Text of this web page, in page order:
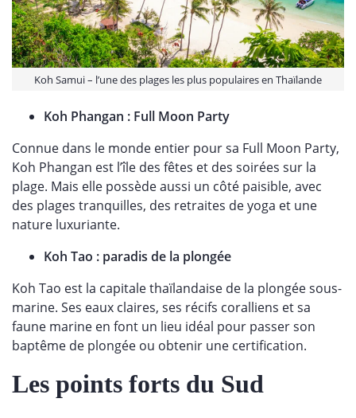
Koh Samui – l’une des plages les plus populaires en Thaïlande
Koh Phangan : Full Moon Party
Connue dans le monde entier pour sa Full Moon Party,
Koh Phangan est l’île des fêtes et des soirées sur la
plage. Mais elle possède aussi un côté paisible, avec
des plages tranquilles, des retraites de yoga et une
nature luxuriante.
Koh Tao : paradis de la plongée
Koh Tao est la capitale thaïlandaise de la plongée sous-
marine. Ses eaux claires, ses récifs coralliens et sa
faune marine en font un lieu idéal pour passer son
baptême de plongée ou obtenir une certification.
Les points forts du Sud